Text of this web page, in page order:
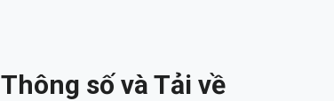
Thông số và Tải về